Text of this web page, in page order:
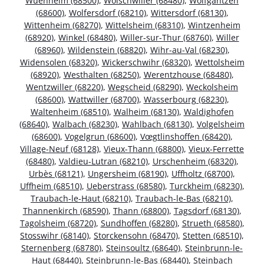
(68600), Wolfersdorf (68210), Wittersdorf (68130),
Wittenheim (68270), Wittelsheim (68310), Wintzenheim
(68920), Winkel (68480), Willer-sur-Thur (68760), Willer
(68960), Wildenstein (68820), Wihr-au-Val (68230),
Widensolen (68320), Wickerschwihr (68320), Wettolsheim
(68920), Westhalten (68250), Werentzhouse (68480),
Wentzwiller (68220), Wegscheid (68290), Weckolsheim
(68600), Wattwiller (68700), Wasserbourg (68230),
Waltenheim (68510), Walheim (68130), Waldighofen
(68640), Walbach (68230), Wahlbach (68130), Volgelsheim
(68600), Vogelgrun (68600), Vœgtlinshoffen (68420),
Village-Neuf (68128), Vieux-Thann (68800), Vieux-Ferrette
(68480), Valdieu-Lutran (68210), Urschenheim (68320),
Urbès (68121), Ungersheim (68190), Uffholtz (68700),
Uffheim (68510), Ueberstrass (68580), Turckheim (68230),
Traubach-le-Haut (68210), Traubach-le-Bas (68210),
Thannenkirch (68590), Thann (68800), Tagsdorf (68130),
Tagolsheim (68720), Sundhoffen (68280), Strueth (68580),
Stosswihr (68140), Storckensohn (68470), Stetten (68510),
Sternenberg (68780), Steinsoultz (68640), Steinbrunn-le-
Haut (68440), Steinbrunn-le-Bas (68440), Steinbach